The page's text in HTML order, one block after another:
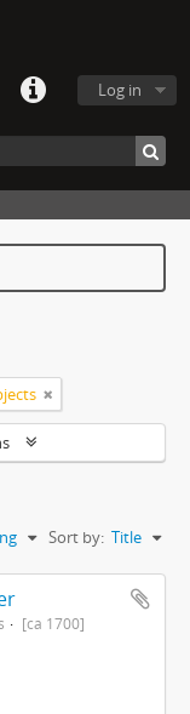
Log in
Sort by: Title
[ca 1700]